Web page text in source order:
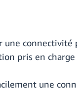
une
pris en charge
une